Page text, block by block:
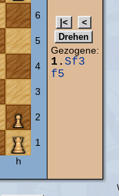
6
5
4
3
2
1
h
Gezogene:
1. Sf3
f5